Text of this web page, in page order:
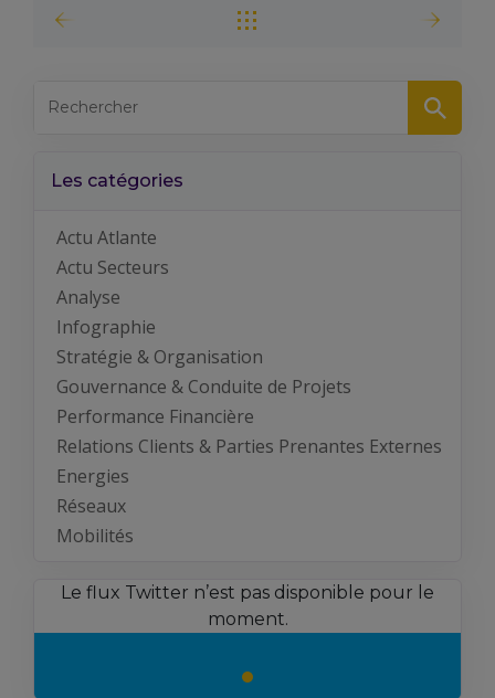
Les catégories
Actu Atlante
Actu Secteurs
Analyse
Infographie
Stratégie & Organisation
Gouvernance & Conduite de Projets
Performance Financière
Relations Clients & Parties Prenantes Externes
Energies
Réseaux
Mobilités
Le flux Twitter n’est pas disponible pour le
moment.